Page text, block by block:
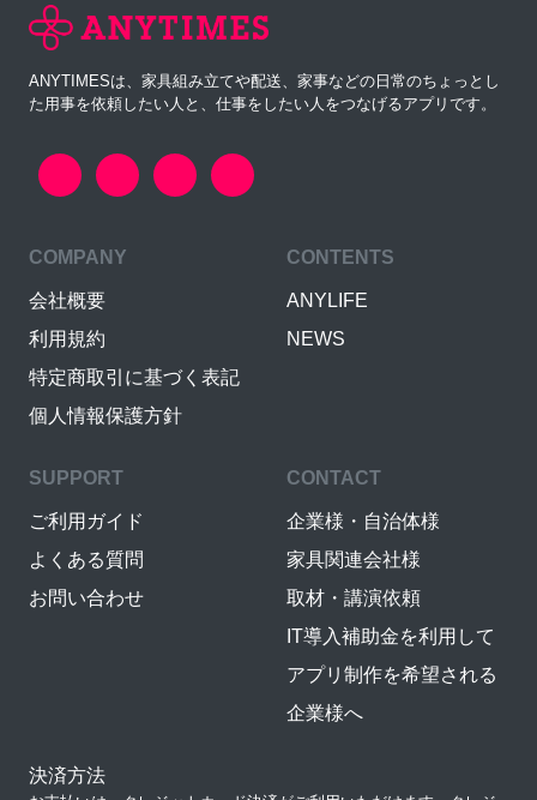
ANYTIMESは、家具組み立てや配送、家事などの日常のちょっとし
た用事を依頼したい人と、仕事をしたい人をつなげるアプリです。
COMPANY
会社概要
利用規約
特定商取引に基づく表記
個人情報保護方針
CONTENTS
ANYLIFE
NEWS
SUPPORT
ご利用ガイド
よくある質問
お問い合わせ
CONTACT
企業様・自治体様
家具関連会社様
取材・講演依頼
IT導入補助金を利用して
アプリ制作を希望される
企業様へ
決済方法